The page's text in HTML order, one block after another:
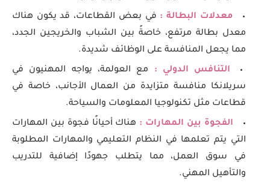
معدلات البطالة : في بعض القطاعات، قد يكون هناك
معدل بطالة مرتفع، خاصةً بين الشباب والخريجين الجدد،
مما يجعل المنافسة على الوظائف شديدة.
التنافس الدولي :
مع العولمة، يواجه المهنيون في
سريلانكا منافسة متزايدة من العمال الأجانب، خاصة في
قطاعات مثل تكنولوجيا المعلومات والسياحة.
الفجوة بين المهارات : هناك أحيانًا فجوة بين المهارات
التي يتم تعلمها في النظام التعليمي والمهارات المطلوبة
في سوق العمل، مما يتطلب جهودًا إضافية للتدريب
والتأهيل المهني.